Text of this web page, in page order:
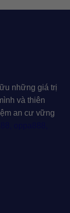
những giá trị
và thiên
an cư vững